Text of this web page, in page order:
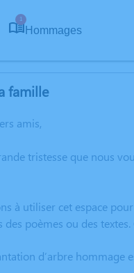
1
Hommages
famille
amis,
tristesse que nous
à utiliser cet espace
des poèmes ou des
d’arbre hommage